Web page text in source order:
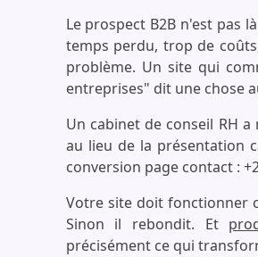
Le prospect B2B n'est
temps perdu, trop de
problème. Un site qui
entreprises" dit une chose
Un cabinet de conseil RH
au lieu de la présentation
conversion page contact :
Votre site doit fonctionner
Sinon il rebondit. Et
précisément ce qui